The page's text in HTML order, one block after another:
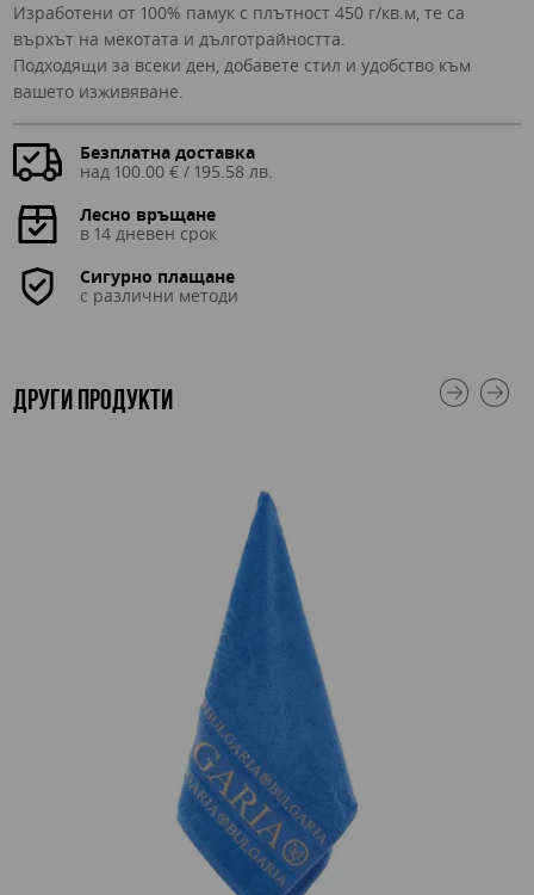
Изработени от 100% памук с плътност 450 г/кв.м, те са
върхът на мекотата и дълготрайността.
Подходящи за всеки ден, добавете стил и удобство към
вашето изживяване.
Безплатна доставка
над 100.00 € / 195.58 лв.
Лесно връщане
в 14 дневен срок
Сигурно плащане
с различни методи
ДРУГИ ПРОДУКТИ